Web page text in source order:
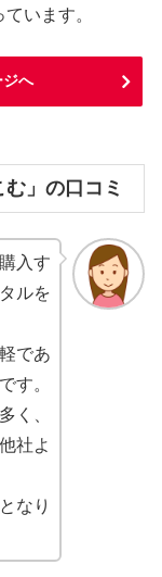
います。
ジへ
」の口コミ
入す
ルを
であ
す。
く、
社よ
なり